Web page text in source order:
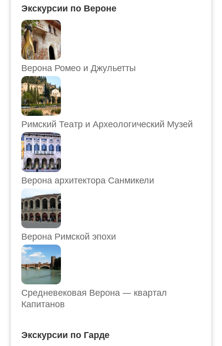
Экскурсии по Вероне
Верона Ромео и Джульетты
Римский Театр и Археологический Музей
Верона архитектора Санмикели
Верона Римской эпохи
Средневековая Верона — квартал
Капитанов
Экскурсии по Гарде